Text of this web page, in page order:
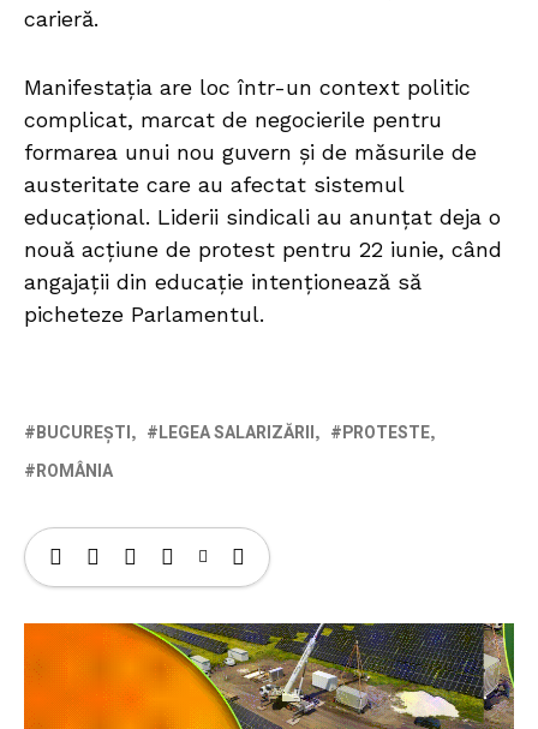
carieră.
Manifestația are loc într-un context politic
complicat, marcat de negocierile pentru
formarea unui nou guvern și de măsurile de
austeritate care au afectat sistemul
educațional. Liderii sindicali au anunțat deja o
nouă acțiune de protest pentru 22 iunie, când
angajații din educație intenționează să
picheteze Parlamentul.
BUCUREȘTI LEGEA SALARIZĂRII
PROTESTE
ROMÂNIA